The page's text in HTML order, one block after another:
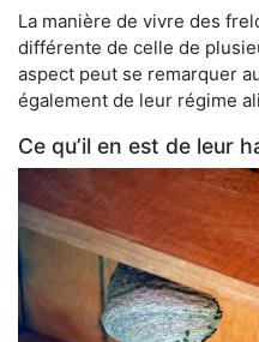
La manière de vivre des
différente de celle de
aspect peut se remarquer
également de leur régime
Ce qu’il en est de leur